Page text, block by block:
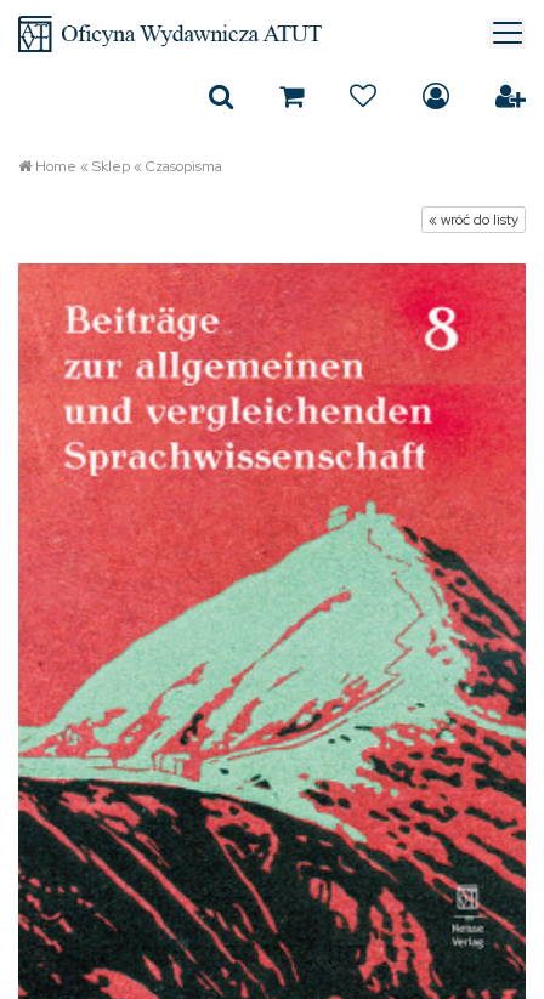
Home «Sklep«Czasopisma
« wróć do listy